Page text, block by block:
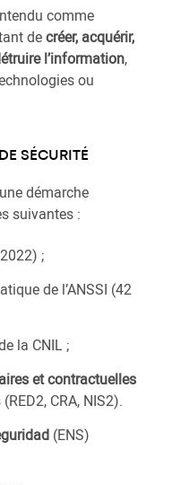
comme
decréer, acquérir,
l’information,
ou
SÉCURITÉ
démarche
suivantes :
;
de l’ANSSI (42
la CNIL ;
et contractuelles
CRA, NIS2).
(ENS)